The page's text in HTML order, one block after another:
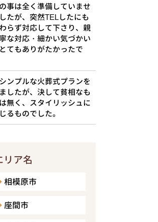
事は全く準備していませ
たが、突然TELしたにも
らず対応して下さり、親
な対応・細かい気づかい
てもありがたかったで
ンプルな火葬式プランを
したが、決して貧相なも
無く、スタイリッシュに
るものでした。
リア名
相模原市
座間市